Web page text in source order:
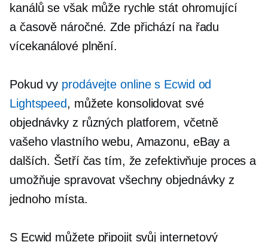
kanálů se však může rychle stát ohromující
a časově náročné. Zde přichází na řadu
vícekanálové plnění.
Pokud vy prodávejte online s Ecwid od
Lightspeed, můžete konsolidovat své
objednávky z různých platforem, včetně
vašeho vlastního webu, Amazonu, eBay a
dalších. Šetří čas tím, že zefektivňuje proces a
umožňuje spravovat všechny objednávky z
jednoho místa.
S Ecwid můžete připojit svůj internetový